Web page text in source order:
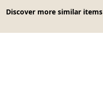
Discover more similar items